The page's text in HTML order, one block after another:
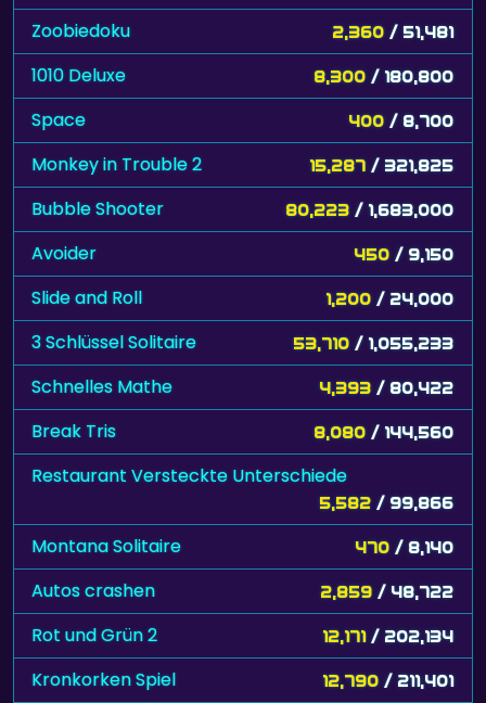
Zoobiedoku 2,360 / 51,481
1010 Deluxe 8,300 / 180,800
Space 400 / 8,700
Monkey in Trouble 2 15,287 / 321,825
Bubble Shooter 80,223 / 1,683,000
Avoider 450 / 9,150
Slide and Roll 1,200 / 24,000
3 Schlüssel Solitaire 53,710 / 1,055,233
Schnelles Mathe 4,393 / 80,422
Break Tris 8,080 / 144,560
Restaurant Versteckte Unterschiede
5,582 / 99,866
Montana Solitaire 470 / 8,140
Autos crashen 2,859 / 48,722
Rot und Grün 2 12,171 / 202,134
Kronkorken Spiel 12,790 / 211,401